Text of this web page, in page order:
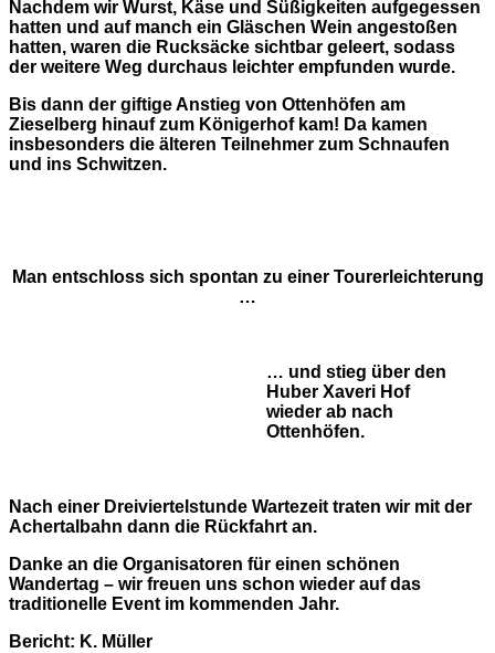
Nachdem wir Wurst, Käse und Süßigkeiten aufgegessen
hatten und auf manch ein Gläschen Wein angestoßen
hatten, waren die Rucksäcke sichtbar geleert, sodass
der weitere Weg durchaus leichter empfunden wurde.
Bis dann der giftige Anstieg von Ottenhöfen am
Zieselberg hinauf zum Königerhof kam! Da kamen
insbesonders die älteren Teilnehmer zum Schnaufen
und ins Schwitzen.
Man entschloss sich spontan zu einer Tourerleichterung
…
… und stieg über den
Huber Xaveri Hof
wieder ab nach
Ottenhöfen.
Nach einer Dreiviertelstunde Wartezeit traten wir mit der
Achertalbahn dann die Rückfahrt an.
Danke an die Organisatoren für einen schönen
Wandertag – wir freuen uns schon wieder auf das
traditionelle Event im kommenden Jahr.
Bericht: K. Müller